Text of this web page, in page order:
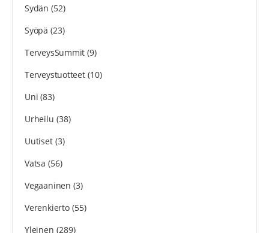
Sydän (52)
Syöpä (23)
TerveysSummit (9)
Terveystuotteet(10)
Uni (83)
Urheilu (38)
Uutiset(3)
Vatsa (56)
Vegaaninen (3)
Verenkierto(55)
Yleinen (289)